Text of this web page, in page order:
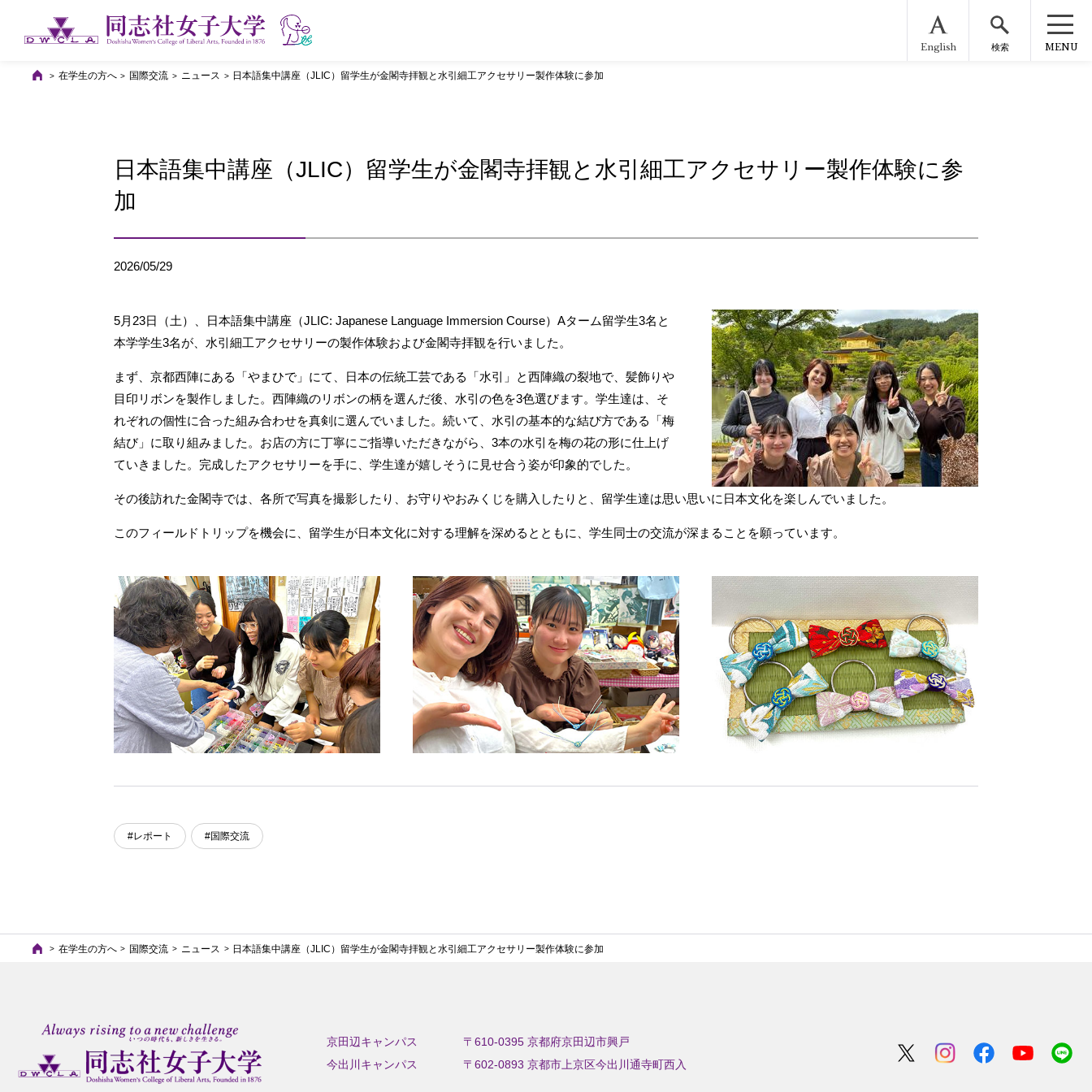
English 検索 MENU
在学生の方へ 国際交流 ニュース 日本語集中講座（JLIC）留学生が金閣寺拝観と水引細工アクセサリー製作体験に参加
日本語集中講座（JLIC）留学生が金閣寺拝観と水引細工アクセサリー製作体験に参
加
2026/05/29
5月23日（土）、日本語集中講座（JLIC: Japanese Language Immersion Course）Aターム留学生3名と
本学学生3名が、水引細工アクセサリーの製作体験および金閣寺拝観を行いました。
まず、京都西陣にある「やまひで」にて、日本の伝統工芸である「水引」と西陣織の裂地で、髪飾りや
目印リボンを製作しました。西陣織のリボンの柄を選んだ後、水引の色を3色選びます。学生達は、そ
れぞれの個性に合った組み合わせを真剣に選んでいました。続いて、水引の基本的な結び方である「梅
結び」に取り組みました。お店の方に丁寧にご指導いただきながら、3本の水引を梅の花の形に仕上げ
ていきました。完成したアクセサリーを手に、学生達が嬉しそうに見せ合う姿が印象的でした。
その後訪れた金閣寺では、各所で写真を撮影したり、お守りやおみくじを購入したりと、留学生達は思い思いに日本文化を楽しんでいました。
このフィールドトリップを機会に、留学生が日本文化に対する理解を深めるとともに、学生同士の交流が深まることを願っています。
#レポート #国際交流
在学生の方へ 国際交流 ニュース 日本語集中講座（JLIC）留学生が金閣寺拝観と水引細工アクセサリー製作体験に参加
京田辺キャンパス
〒610-0395 京都府京田辺市興戸
今出川キャンパス
〒602-0893 京都市上京区今出川通寺町西入